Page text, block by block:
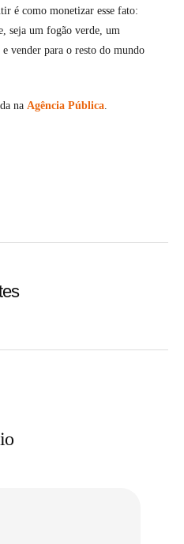
é como monetizar esse fato:
seja um fogão verde, um
vender para o resto do mundo
na Agência Pública.